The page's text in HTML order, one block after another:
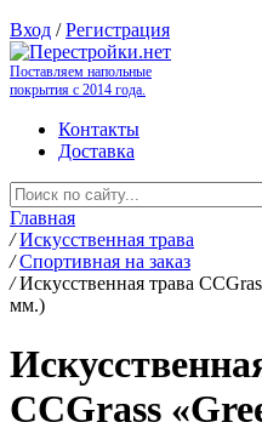
Вход /Регистрация
Поставляем напольные
покрытия с 2014 года.
Контакты
Доставка
Главная
/ Искусственная трава
/ Спортивная на заказ
/ Искусственная трава
мм.)
CCGrass